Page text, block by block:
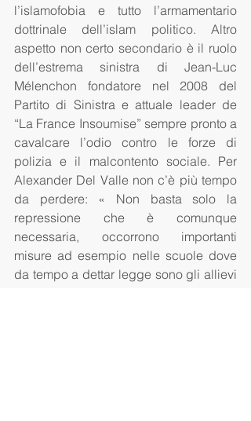
l’islamofobia e tutto l’armamentario
dottrinale dell’islam politico. Altro
aspetto non certo secondario è il ruolo
dell’estrema sinistra di Jean-Luc
Mélenchon fondatore nel 2008 del
Partito di Sinistra e attuale leader de
“La France Insoumise” sempre pronto a
cavalcare l’odio contro le forze di
polizia e il malcontento sociale. Per
Alexander Del Valle non c’è più tempo
da perdere: « Non basta solo la
repressione che è comunque
necessaria, occorrono importanti
misure ad esempio nelle scuole dove
da tempo a dettar legge sono gli allievi